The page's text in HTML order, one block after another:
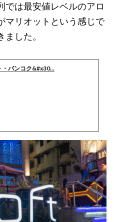
では最安値レベルのアロ
マリオットという感じで
した。
・バンコク&#x30...